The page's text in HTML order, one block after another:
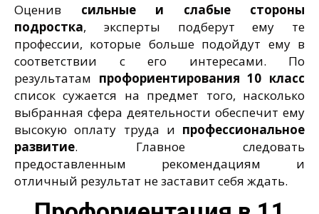
Оценив сильные и слабые стороны
подростка, эксперты подберут ему те
профессии, которые больше подойдут ему в
соответствии с его интересами. По
результатам профориентирования 10 класс
список сужается на предмет того, насколько
выбранная сфера деятельности обеспечит ему
высокую оплату труда и профессиональное
развитие. Главное следовать
предоставленным рекомендациям и
отличный результат не заставит себя ждать.